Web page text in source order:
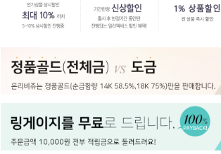
페이코 ID로
PAYCO 바로